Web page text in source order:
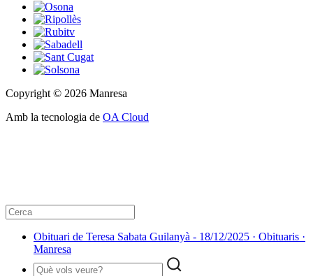
Copyright © 2026 Manresa
Amb la tecnologia de OA Cloud
Obituari de Teresa Sabata Guilanyà - 18/12/2025 · Obituaris ·
Manresa